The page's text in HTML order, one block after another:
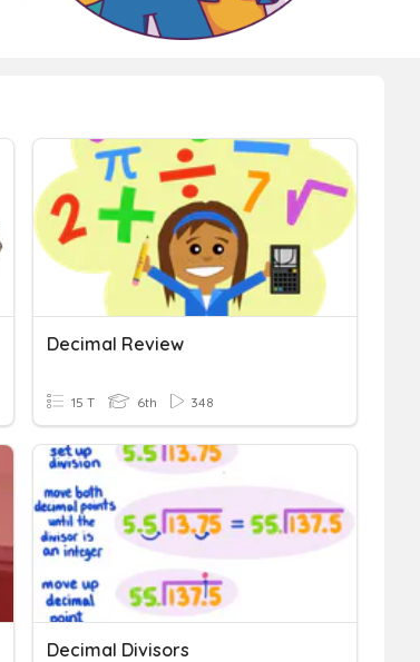
Decimal Review
15 T 6th 348
Decimal Divisors